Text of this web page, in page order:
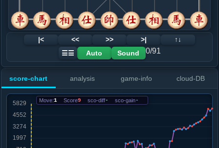
红+8
.....卒３进１
红+8
12. 兵七进一
红+4
红+8
13. 炮五平六
红+2
仕四进五
.....车３退１
红+8
15. 仕四进五
.....卒１进１
16. 兵五进一
|< << >> >|
↑↓
☰☰
Auto Sound 0/91
score-chart analysis game-info cloud-DB
Move:1 Score9 sco-diff- sco-gain-